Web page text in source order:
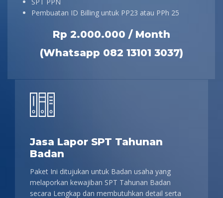
Pembuatan ID Billing untuk PP23 atau PPh 25
Rp 2.000.000 / Month
(Whatsapp 082 13101 3037)
Jasa Lapor SPT Tahunan
Badan
Paket Ini ditujukan untuk Badan usaha yang
melaporkan kewajiban SPT Tahunan Badan
secara Lengkap dan membutuhkan detail serta